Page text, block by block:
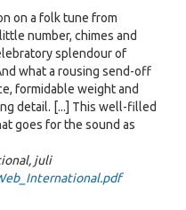
on a folk tune from
number, chimes and
splendour of
what a rousing send-off
formidable weight and
detail. [...] This well-filled
goes for the sound as
juli